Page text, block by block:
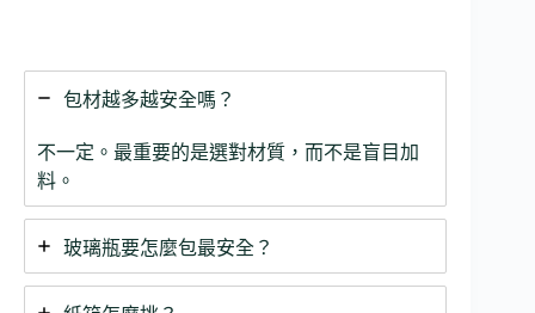
包材越多越安全嗎？
不一定。最重要的是選對材質，而不是盲目加
料。
玻璃瓶要怎麼包最安全？